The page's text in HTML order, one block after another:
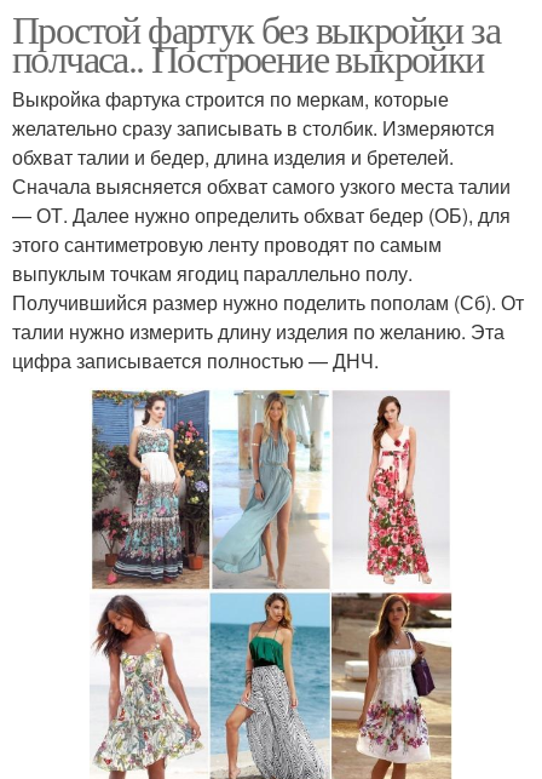
Простой фартук без выкройки за
полчаса.. Построение выкройки
Выкройка фартука строится по меркам, которые
желательно сразу записывать в столбик. Измеряются
обхват талии и бедер, длина изделия и бретелей.
Сначала выясняется обхват самого узкого места талии
— ОТ. Далее нужно определить обхват бедер (ОБ), для
этого сантиметровую ленту проводят по самым
выпуклым точкам ягодиц параллельно полу.
Получившийся размер нужно поделить пополам (Сб). От
талии нужно измерить длину изделия по желанию. Эта
цифра записывается полностью — ДНЧ.